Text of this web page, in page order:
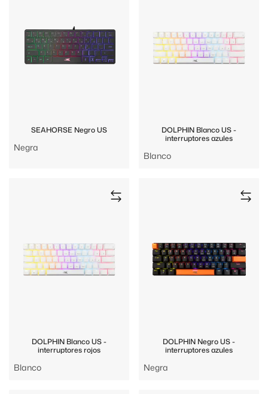
SEAHORSE Negro US
Negra
DOLPHIN Blanco US -
interruptores azules
Blanco
DOLPHIN Blanco US -
interruptores rojos
Blanco
DOLPHIN Negro US -
interruptores azules
Negra